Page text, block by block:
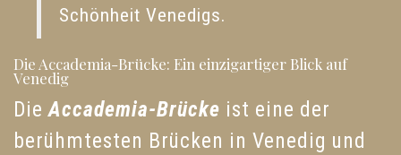
Schönheit Venedigs.
Die Accademia-Brücke: Ein einzigartiger Blick auf
Venedig
DieAccademia-Brücke ist eine der
berühmtesten Brücken in Venedig und